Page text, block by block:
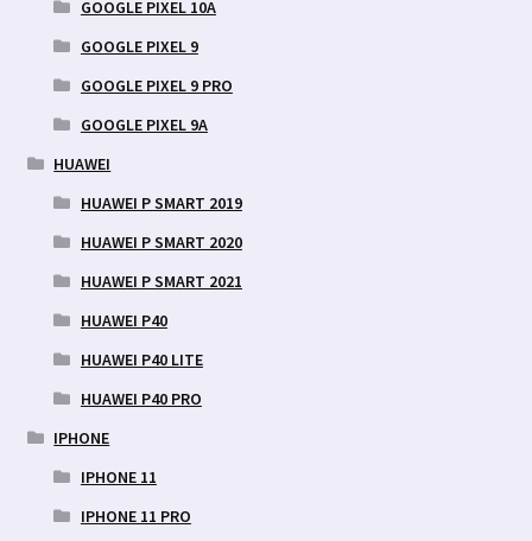
GOOGLE PIXEL 10A
GOOGLE PIXEL 9
GOOGLE PIXEL 9 PRO
GOOGLE PIXEL 9A
HUAWEI
HUAWEI P SMART 2019
HUAWEI P SMART 2020
HUAWEI P SMART 2021
HUAWEI P40
HUAWEI P40 LITE
HUAWEI P40 PRO
IPHONE
IPHONE 11
IPHONE 11 PRO